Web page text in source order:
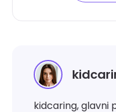
kidcaring, glavni